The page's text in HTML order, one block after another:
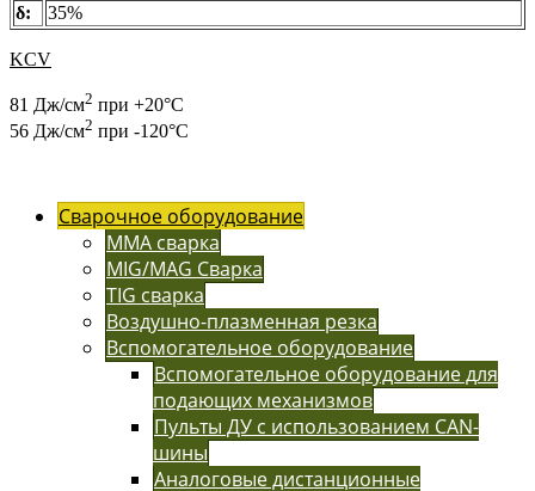
δ:
35%
KCV
81 Дж/см2 при +20°С
56 Дж/см2 при -120°С
Сварочное оборудование
MMA сварка
MIG/MAG Сварка
TIG сварка
Воздушно-плазменная резка
Вспомогательное оборудование
Вспомогательное оборудование для
подающих механизмов
Пульты ДУ с использованием CAN-
шины
Аналоговые дистанционные